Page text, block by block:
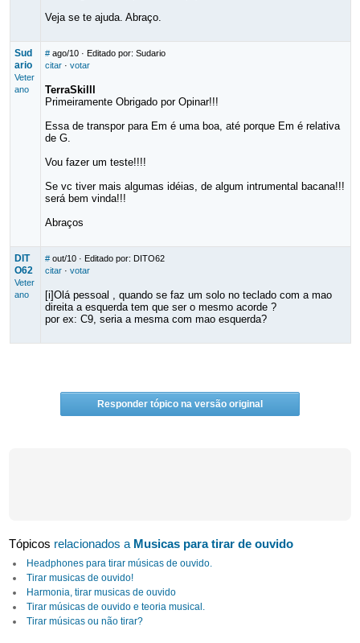
Veja se te ajuda. Abraço.
Sud
ario
Veter
ano
# ago/10· Editado por: Sudario
citar· votar
TerraSkilll
Primeiramente Obrigado por Opinar!!!
Essa de transpor para Em é uma boa, até porque Em é relativa
de G.
Vou fazer um teste!!!!
Se vc tiver mais algumas idéias, de algum intrumental bacana!!!
será bem vinda!!!
Abraços
DIT
O62
Veter
ano
# out/10· Editado por: DITO62
citar· votar
[i]Olá pessoal , quando se faz um solo no teclado com a mao
direita a esquerda tem que ser o mesmo acorde ?
por ex: C9, seria a mesma com mao esquerda?
Responder tópico na versão original
Tópicos relacionados a Musicas para tirar de ouvido
Headphones para tirar músicas de ouvido.
Tirar musicas de ouvido!
Harmonia, tirar musicas de ouvido
Tirar músicas de ouvido e teoria musical.
Tirar músicas ou não tirar?